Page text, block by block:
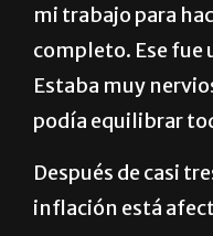
mi trabajo para
completo. Ese fue
Estaba muy
podía equilibrar
Después de casi
inflación está